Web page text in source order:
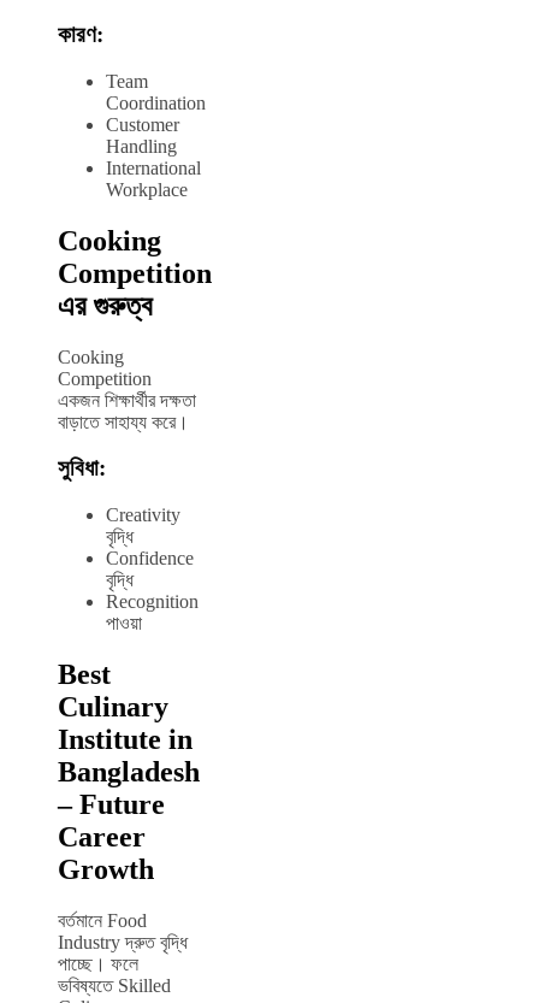
কারণ:
Team
Coordination
Customer
Handling
International
Workplace
Cooking
Competition
এর গুরুত্ব
Cooking
Competition
একজন শিক্ষার্থীর দক্ষতা
বাড়াতে সাহায্য করে।
সুবিধা:
Creativity
বৃদ্ধি
Confidence
বৃদ্ধি
Recognition
পাওয়া
Best
Culinary
Institute in
Bangladesh
– Future
Career
Growth
বর্তমানে Food
Industry দ্রুত বৃদ্ধি
পাচ্ছে। ফলে
ভবিষ্যতে Skilled